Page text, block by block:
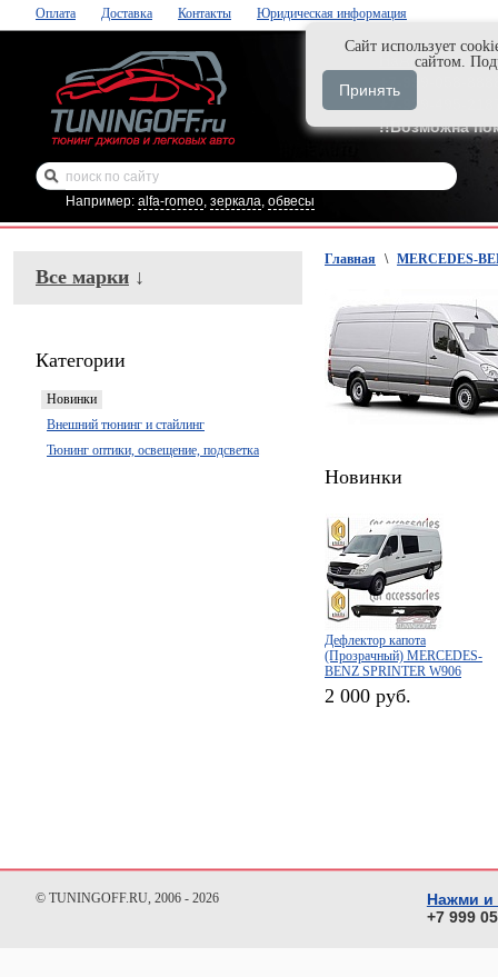
Оплата Доставка Контакты Юридическая информация
Нажми и
+7-929-495-
!!Возможна
Например: alfa-romeo, зеркала, обвесы
Все марки ↓
Категории
Новинки
Внешний тюнинг и стайлинг
Тюнинг оптики, освещение, подсветка
Главная \ MERCEDES-
Новинки
Дефлектор капота
(Прозрачный) MERCEDES-
BENZ SPRINTER W906
(2006-)
2 000 руб.
© TUNINGOFF.RU, 2006 - 2026
Нажми и
+7 999
Cайт использует
сайтом.
Принять